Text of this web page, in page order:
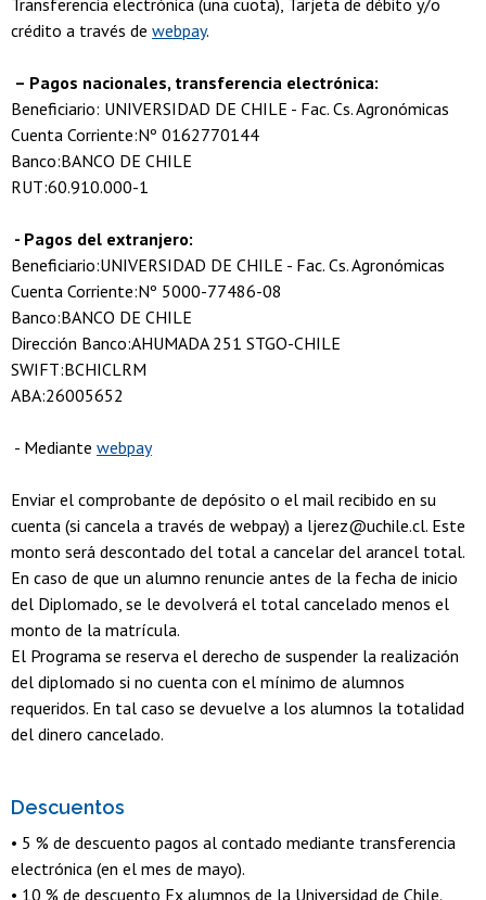
Transferencia electrónica (una cuota), Tarjeta de débito y/o
crédito a través de webpay.
– Pagos nacionales, transferencia electrónica:
Beneficiario: UNIVERSIDAD DE CHILE - Fac. Cs. Agronómicas
Cuenta Corriente:Nº 0162770144
Banco:BANCO DE CHILE
RUT:60.910.000-1
- Pagos del extranjero:
Beneficiario:UNIVERSIDAD DE CHILE - Fac. Cs. Agronómicas
Cuenta Corriente:Nº 5000-77486-08
Banco:BANCO DE CHILE
Dirección Banco:AHUMADA 251 STGO-CHILE
SWIFT:BCHICLRM
ABA:26005652
- Mediante webpay
Enviar el comprobante de depósito o el mail recibido en su
cuenta (si cancela a través de webpay) a ljerez@uchile.cl. Este
monto será descontado del total a cancelar del arancel total.
En caso de que un alumno renuncie antes de la fecha de inicio
del Diplomado, se le devolverá el total cancelado menos el
monto de la matrícula.
El Programa se reserva el derecho de suspender la realización
del diplomado si no cuenta con el mínimo de alumnos
requeridos. En tal caso se devuelve a los alumnos la totalidad
del dinero cancelado.
Descuentos
• 5 % de descuento pagos al contado mediante transferencia
electrónica (en el mes de mayo).
• 10 % de descuento Ex alumnos de la Universidad de Chile.